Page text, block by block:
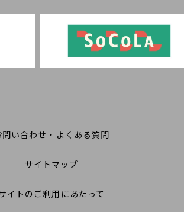
問い合わせ・よくある質問
サイトマップ
イトのご利用にあたって